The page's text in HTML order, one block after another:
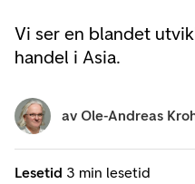
Vi ser en blandet
handel i Asia.
Lesetid 3 min lesetid
av Ole-Andreas